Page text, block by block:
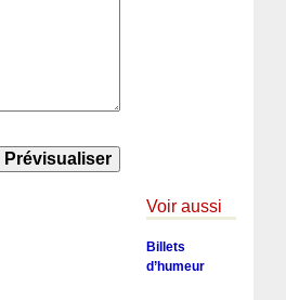
Voir aussi
Billets
d’humeur